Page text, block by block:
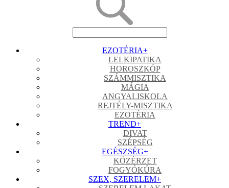
EZOTÉRIA+
LELKIPATIKA
HOROSZKÓP
SZÁMMISZTIKA
MÁGIA
ANGYALISKOLA
REJTÉLY-MISZTIKA
EZOTÉRIA
TREND+
DIVAT
SZÉPSÉG
EGÉSZSÉG+
KÖZÉRZET
FOGYÓKÚRA
SZEX, SZERELEM+